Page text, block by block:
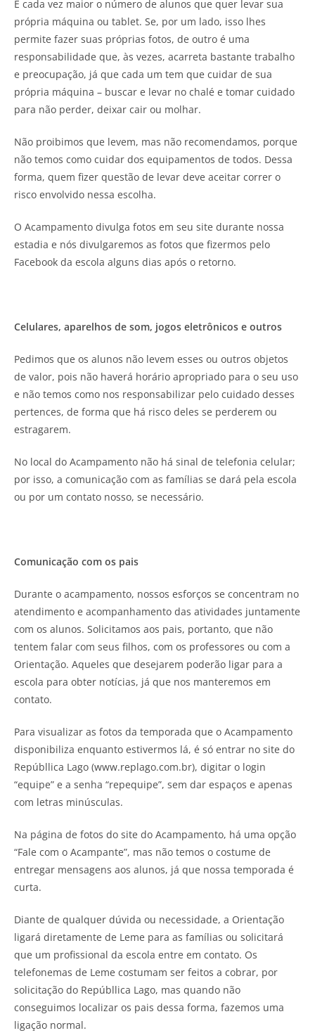
É cada vez maior o número de alunos que quer levar sua
própria máquina ou tablet. Se, por um lado, isso lhes
permite fazer suas próprias fotos, de outro é uma
responsabilidade que, às vezes, acarreta bastante trabalho
e preocupação, já que cada um tem que cuidar de sua
própria máquina – buscar e levar no chalé e tomar cuidado
para não perder, deixar cair ou molhar.
Não proibimos que levem, mas não recomendamos, porque
não temos como cuidar dos equipamentos de todos. Dessa
forma, quem fizer questão de levar deve aceitar correr o
risco envolvido nessa escolha.
O Acampamento divulga fotos em seu site durante nossa
estadia e nós divulgaremos as fotos que fizermos pelo
Facebook da escola alguns dias após o retorno.
Celulares, aparelhos de som, jogos eletrônicos e outros
Pedimos que os alunos não levem esses ou outros objetos
de valor, pois não haverá horário apropriado para o seu uso
e não temos como nos responsabilizar pelo cuidado desses
pertences, de forma que há risco deles se perderem ou
estragarem.
No local do Acampamento não há sinal de telefonia celular;
por isso, a comunicação com as famílias se dará pela escola
ou por um contato nosso, se necessário.
Comunicação com os pais
Durante o acampamento, nossos esforços se concentram no
atendimento e acompanhamento das atividades juntamente
com os alunos. Solicitamos aos pais, portanto, que não
tentem falar com seus filhos, com os professores ou com a
Orientação. Aqueles que desejarem poderão ligar para a
escola para obter notícias, já que nos manteremos em
contato.
Para visualizar as fotos da temporada que o Acampamento
disponibiliza enquanto estivermos lá, é só entrar no site do
Repúbllica Lago (www.replago.com.br), digitar o login
“equipe” e a senha “repequipe”, sem dar espaços e apenas
com letras minúsculas.
Na página de fotos do site do Acampamento, há uma opção
“Fale com o Acampante”, mas não temos o costume de
entregar mensagens aos alunos, já que nossa temporada é
curta.
Diante de qualquer dúvida ou necessidade, a Orientação
ligará diretamente de Leme para as famílias ou solicitará
que um profissional da escola entre em contato. Os
telefonemas de Leme costumam ser feitos a cobrar, por
solicitação do Repúbllica Lago, mas quando não
conseguimos localizar os pais dessa forma, fazemos uma
ligação normal.